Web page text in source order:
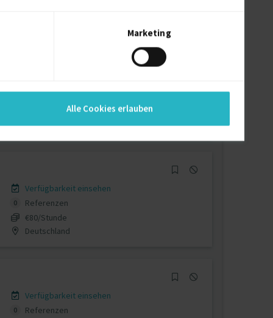
Marketing
Alle Cookies erlauben
Referenzen
€90 - €105/Stunde
D-70794 Filderstadt
Verfügbarkeit einsehen
0
Referenzen
€80/Stunde
Deutschland
Verfügbarkeit einsehen
0
Referenzen